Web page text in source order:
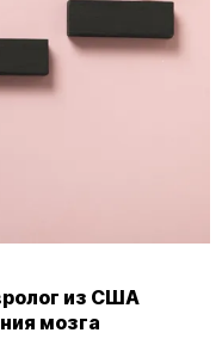
из США
мозга